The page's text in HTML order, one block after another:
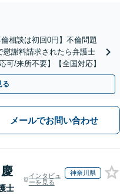
相談は初回0円】不倫問題
慰謝料請求されたら弁護士
可/来所不要】【全国対応】
る
メールでお問い合わせ
士
インタビュ
ーを見る
神奈川県